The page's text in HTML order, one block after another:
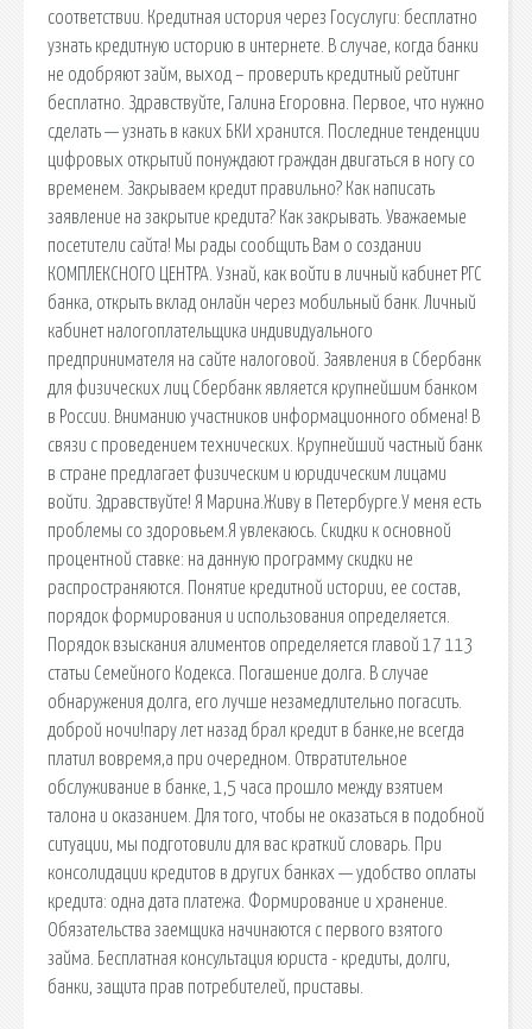
соответствии. Кредитная история через Госуслуги: бесплатно
узнать кредитную историю в интернете. В случае, когда банки
не одобряют займ, выход – проверить кредитный рейтинг
бесплатно. Здравствуйте, Галина Егоровна. Первое, что нужно
сделать — узнать в каких БКИ хранится. Последние тенденции
цифровых открытий понуждают граждан двигаться в ногу со
временем. Закрываем кредит правильно? Как написать
заявление на закрытие кредита? Как закрывать. Уважаемые
посетители сайта! Мы рады сообщить Вам о создании
КОМПЛЕКСНОГО ЦЕНТРА. Узнай, как войти в личный кабинет РГС
банка, открыть вклад онлайн через мобильный банк. Личный
кабинет налогоплательщика индивидуального
предпринимателя на сайте налоговой. Заявления в Сбербанк
для физических лиц Сбербанк является крупнейшим банком
в России. Вниманию участников информационного обмена! В
связи с проведением технических. Крупнейший частный банк
в стране предлагает физическим и юридическим лицами
войти. Здравствуйте! Я Марина.Живу в Петербурге.У меня есть
проблемы со здоровьем.Я увлекаюсь. Скидки к основной
процентной ставке: на данную программу скидки не
распространяются. Понятие кредитной истории, ее состав,
порядок формирования и использования определяется.
Порядок взыскания алиментов определяется главой 17 113
статьи Семейного Кодекса. Погашение долга. В случае
обнаружения долга, его лучше незамедлительно погасить.
доброй ночи!пару лет назад брал кредит в банке,не всегда
платил вовремя,а при очередном. Отвратительное
обслуживание в банке, 1,5 часа прошло между взятием
талона и оказанием. Для того, чтобы не оказаться в подобной
ситуации, мы подготовили для вас краткий словарь. При
консолидации кредитов в других банках — удобство оплаты
кредита: одна дата платежа. Формирование и хранение.
Обязательства заемщика начинаются с первого взятого
займа. Бесплатная консультация юриста - кредиты, долги,
банки, защита прав потребителей, приставы.